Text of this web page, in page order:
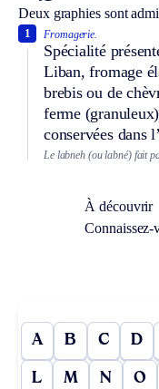
Deux graphies sont
Fromagerie.
Spécialité
Liban, fromage
brebis ou de
ferme
conservées dans
1
Le labneh (ou labné) fait
À découvrir
A B C D
L M N O